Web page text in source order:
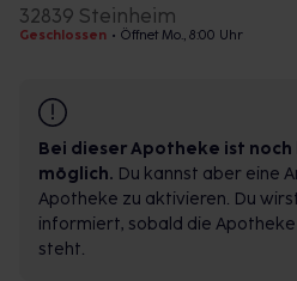
32839 Steinheim
Geschlossen • Öffnet Mo., 8:00 Uhr
Bei dieser Apotheke ist
möglich. Du kannst aber eine
Apotheke zu aktivieren. Du
informiert, sobald die
steht.